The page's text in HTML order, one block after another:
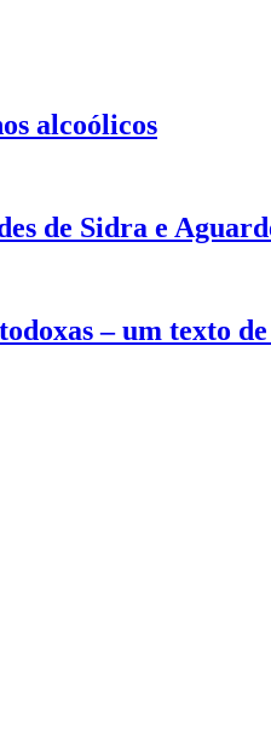
alcoólicos
de Sidra e
– um texto